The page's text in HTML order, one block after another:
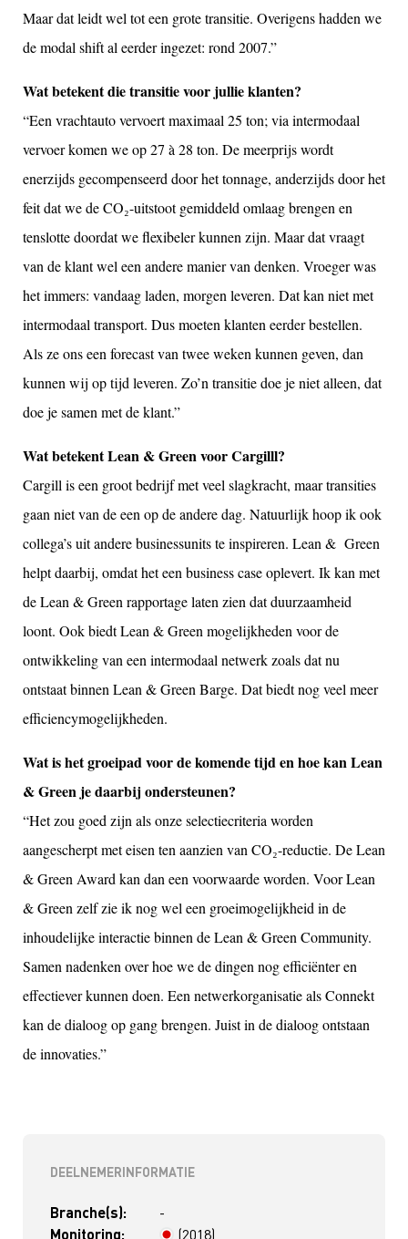
DEELNEMERINFORMATIE
Branche(s): -
Monitoring: (2018)
Maar dat leidt wel tot een grote transitie. Overigens hadden we
de modal shift al eerder ingezet: rond 2007.”
Wat betekent die transitie voor jullie klanten?
“Een vrachtauto vervoert maximaal 25 ton; via intermodaal
vervoer komen we op 27 à 28 ton. De meerprijs wordt
enerzijds gecompenseerd door het tonnage, anderzijds door het
feit dat we de CO₂-uitstoot gemiddeld omlaag brengen en
tenslotte doordat we flexibeler kunnen zijn. Maar dat vraagt
van de klant wel een andere manier van denken. Vroeger was
het immers: vandaag laden, morgen leveren. Dat kan niet met
intermodaal transport. Dus moeten klanten eerder bestellen.
Als ze ons een forecast van twee weken kunnen geven, dan
kunnen wij op tijd leveren. Zo’n transitie doe je niet alleen, dat
doe je samen met de klant.”
Wat betekent Lean & Green voor Cargilll?
Cargill is een groot bedrijf met veel slagkracht, maar transities
gaan niet van de een op de andere dag. Natuurlijk hoop ik ook
collega’s uit andere businessunits te inspireren. Lean & Green
helpt daarbij, omdat het een business case oplevert. Ik kan met
de Lean & Green rapportage laten zien dat duurzaamheid
loont. Ook biedt Lean & Green mogelijkheden voor de
ontwikkeling van een intermodaal netwerk zoals dat nu
ontstaat binnen Lean & Green Barge. Dat biedt nog veel meer
efficiencymogelijkheden.
Wat is het groeipad voor de komende tijd en hoe kan Lean
& Green je daarbij ondersteunen?
“Het zou goed zijn als onze selectiecriteria worden
aangescherpt met eisen ten aanzien van CO₂-reductie. De Lean
& Green Award kan dan een voorwaarde worden. Voor Lean
& Green zelf zie ik nog wel een groeimogelijkheid in de
inhoudelijke interactie binnen de Lean & Green Community.
Samen nadenken over hoe we de dingen nog efficiënter en
effectiever kunnen doen. Een netwerkorganisatie als Connekt
kan de dialoog op gang brengen. Juist in de dialoog ontstaan
de innovaties.”